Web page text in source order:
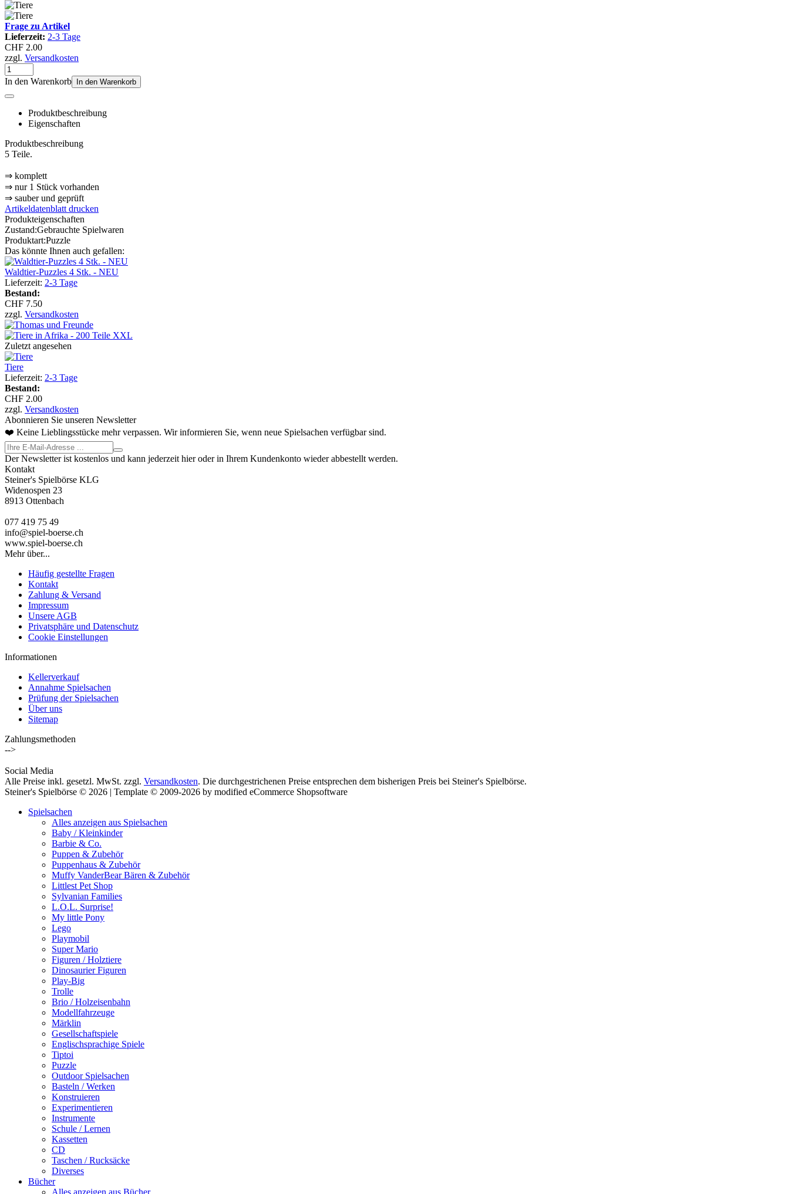
Frage zu Artikel
Lieferzeit: 2-3 Tage
CHF 2.00
zzgl. Versandkosten
In den Warenkorb In den Warenkorb
Produktbeschreibung
Eigenschaften
Produktbeschreibung
5 Teile.
⇒ komplett
⇒ nur 1 Stück vorhanden
⇒ sauber und geprüft
Artikeldatenblatt drucken
Produkteigenschaften
Zustand:Gebrauchte Spielwaren
Produktart:Puzzle
Das könnte Ihnen auch gefallen:
Waldtier-Puzzles 4 Stk. - NEU
Lieferzeit: 2-3 Tage
Bestand:
CHF 7.50
zzgl. Versandkosten
Zuletzt angesehen
Tiere
Lieferzeit: 2-3 Tage
Bestand:
CHF 2.00
zzgl. Versandkosten
Abonnieren Sie unseren Newsletter
❤️ Keine Lieblingsstücke mehr verpassen. Wir informieren Sie, wenn neue Spielsachen verfügbar sind.
Der Newsletter ist kostenlos und kann jederzeit hier oder in Ihrem Kundenkonto wieder abbestellt werden.
Kontakt
Steiner's Spielbörse KLG
Widenospen 23
8913 Ottenbach
077 419 75 49
info@spiel-boerse.ch
www.spiel-boerse.ch
Mehr über...
Häufig gestellte Fragen
Kontakt
Zahlung & Versand
Impressum
Unsere AGB
Privatsphäre und Datenschutz
Cookie Einstellungen
Informationen
Kellerverkauf
Annahme Spielsachen
Prüfung der Spielsachen
Über uns
Sitemap
Zahlungsmethoden
-->
Social Media
Alle Preise inkl. gesetzl. MwSt. zzgl. Versandkosten. Die durchgestrichenen Preise entsprechen dem bisherigen Preis bei Steiner's Spielbörse.
Steiner's Spielbörse © 2026 | Template © 2009-2026 by modified eCommerce Shopsoftware
Spielsachen
Alles anzeigen aus Spielsachen
Baby / Kleinkinder
Barbie & Co.
Puppen & Zubehör
Puppenhaus & Zubehör
Muffy VanderBear Bären & Zubehör
Littlest Pet Shop
Sylvanian Families
L.O.L. Surprise!
My little Pony
Lego
Playmobil
Super Mario
Figuren / Holztiere
Dinosaurier Figuren
Play-Big
Trolle
Brio / Holzeisenbahn
Modellfahrzeuge
Märklin
Gesellschaftspiele
Englischsprachige Spiele
Tiptoi
Puzzle
Outdoor Spielsachen
Basteln / Werken
Konstruieren
Experimentieren
Instrumente
Schule / Lernen
Kassetten
CD
Taschen / Rucksäcke
Diverses
Bücher
Alles anzeigen aus Bücher